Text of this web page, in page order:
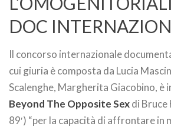
DOC
Il concorso internazionale
cui giuria è composta da Lucia
Scalenghe, Margherita Giacobino, è
Beyond The Opposite Sexdi Bruce
89′) “per la capacità di affrontare in